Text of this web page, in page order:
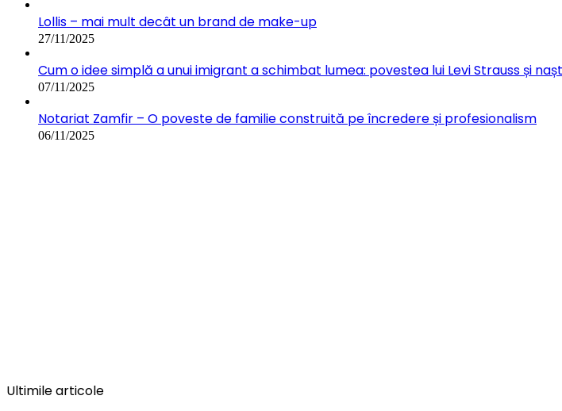
Lollis – mai mult decât un brand de make-up
27/11/2025
Cum o idee simplă a unui imigrant a schimbat lumea: povestea lui Levi Strauss și
07/11/2025
Notariat Zamfir – O poveste de familie construită pe încredere și profesionalism
06/11/2025
Ultimile articole